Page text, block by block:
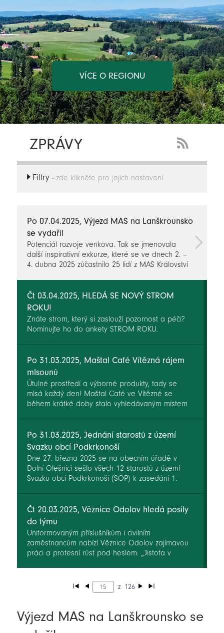
VÍCE O REGIONU
ZPRÁVY
Feed
Filtry- zde klikněte pro jejich nastavení
Po 07.04.2025, Výjezd MAS na Lanškrounsko
se vydařil
Potenciál rozvoje venkova. Tak se jmenovala
další inspirativní exkurze, které se ve dnech 2. –
4. dubna 2025 zúčastnilo 25 lidí z MAS Království
zemědělství a Státní zemědělský intervenční fond.
Čt 03.04.2025, HLEDÁ SE NOVÝ STROM
ROKU!
Znáte strom, který si zaslouží pozornost a péči?
Nominujte ho do ankety STROM ROKU.
Po 31.03.2025, Maštal Café Vítězná rájem
mlsounů
Útulné prostředí a výborné produkty, tady se
mlsá každý den! Maštal Café ve Vítězné se
během krátké doby stalo vyhledávaným místem
kterou zprostředkovala Místní akční skupina
Království – Jestřebí hory, o.p.s.
Po 31.03.2025, Jednání starostů z území
Svazku obcí Podkrkonoší
Dne 27. března 2025 se na obecním úřadě v
Dolní Olešnici sešlo všech 12 starostů z území
Svazku obcí Podkrkonoší (SOP) k zasedání 1.
Čt 20.03.2025, Věznice Odolov hledá posily
do týmu
Uniformovaným příslušníkům i civilním
zaměstnancům nabízí Věznice Odolov zajímavou
práci a profesní růst pod heslem: „Jistota v
z 126
Výjezd MAS na Lanškrounsko se